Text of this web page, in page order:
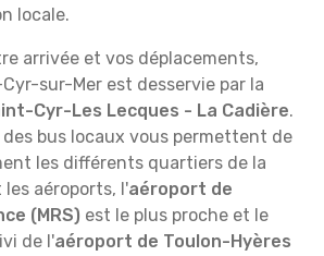
locale.
arrivée et vos déplacements,
sur-Mer est desservie par la
Cyr-Les Lecques - La Cadière.
bus locaux vous permettent de
les différents quartiers de la
aéroports, l'aéroport de
(MRS) est le plus proche et le
de l'aéroport de Toulon-Hyères